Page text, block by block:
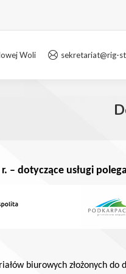
Woli sekretariat@rig-
– dotyczące usługi
biurowych złożonych do